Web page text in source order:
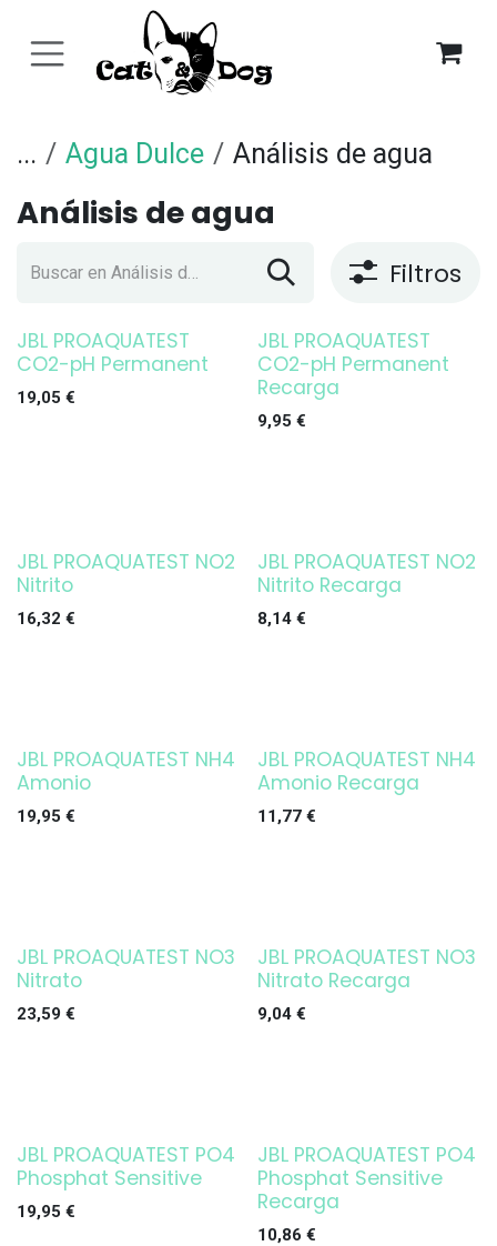
... Agua Dulce Análisis de agua
Análisis de agua
Filtros
JBL PROAQUATEST
CO2-pH Permanent
19,05 €
JBL PROAQUATEST
CO2-pH Permanent
Recarga
9,95 €
JBL PROAQUATEST NO2
Nitrito
16,32 €
JBL PROAQUATEST NO2
Nitrito Recarga
8,14€
JBL PROAQUATEST NH4
Amonio
19,95 €
JBL PROAQUATEST NH4
Amonio Recarga
11,77€
JBL PROAQUATEST NO3
Nitrato
23,59 €
JBL PROAQUATEST NO3
Nitrato Recarga
9,04€
JBL PROAQUATEST PO4
Phosphat Sensitive
19,95 €
JBL PROAQUATEST PO4
Phosphat Sensitive
Recarga
10,86 €